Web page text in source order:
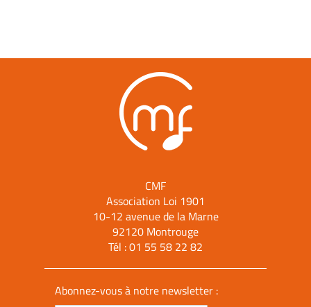
CMF
Association Loi 1901
10-12 avenue de la Marne
92120 Montrouge
Tél :01 55 58 22 82
Abonnez-vous à notre newsletter :